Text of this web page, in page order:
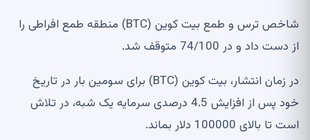
شاخص ترس و طمع بیت کوین (BTC) منطقه طمع افراطی را
از دست داد و در 74/100 متوقف شد.
در زمان انتشار، بیت کوین (BTC) برای سومین بار در تاریخ
خود پس از افزایش 4.5 درصدی سرمایه یک شبه، در تلاش
است تا بالای 100000 دلار بماند.